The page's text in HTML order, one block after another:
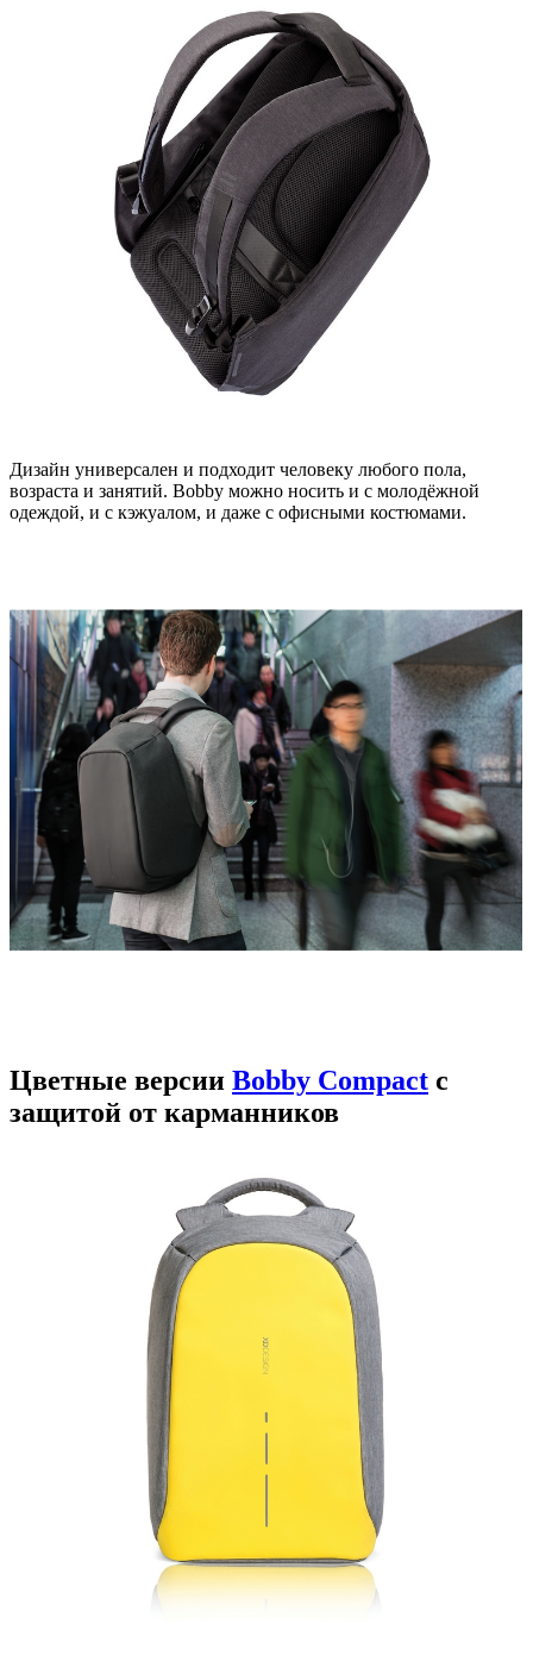
Дизайн универсален и подходит человеку любого пола,
возраста и занятий. Bobby можно носить и с молодёжной
одеждой, и с кэжуалом, и даже с офисными костюмами.
Цветные версии Bobby Compact с
защитой от карманников